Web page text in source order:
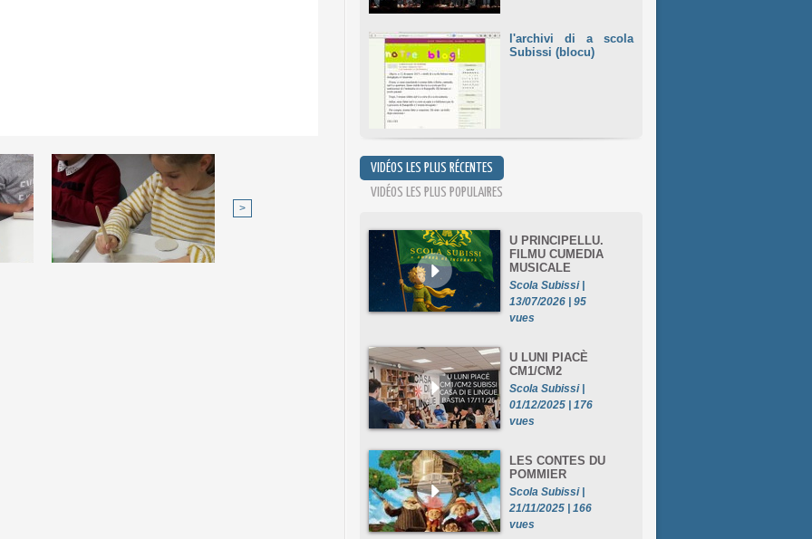
>
l'archivi di a scola
Subissi (blocu)
VIDÉOS LES PLUS RÉCENTES
VIDÉOS LES PLUS POPULAIRES
U PRINCIPELLU.
FILMU CUMEDIA
MUSICALE
Scola Subissi |
13/07/2026 | 95
vues
U LUNI PIACÈ
CM1/CM2
Scola Subissi |
01/12/2025 | 176
vues
LES CONTES DU
POMMIER
Scola Subissi |
21/11/2025 | 166
vues